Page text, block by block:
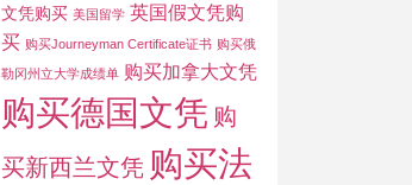
文凭购买 美国留学 英国假文凭购
买 购买Journeyman Certificate证书 购买俄
勒冈州立大学成绩单 购买加拿大文凭
购买德国文凭 购
买新西兰文凭 购买法